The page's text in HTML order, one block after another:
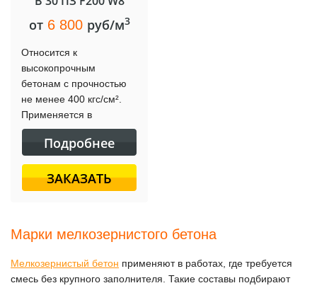
от6 800 руб/м3
Относится к
высокопрочным
бетонам с прочностью
не менее 400 кгс/см².
Применяется в
строительстве для
создания долговечных и
Подробнее
ЗАКАЗАТЬ
Марки мелкозернистого бетона
Мелкозернистый бетон применяют в работах, где требуется
смесь без крупного заполнителя. Такие составы подбирают